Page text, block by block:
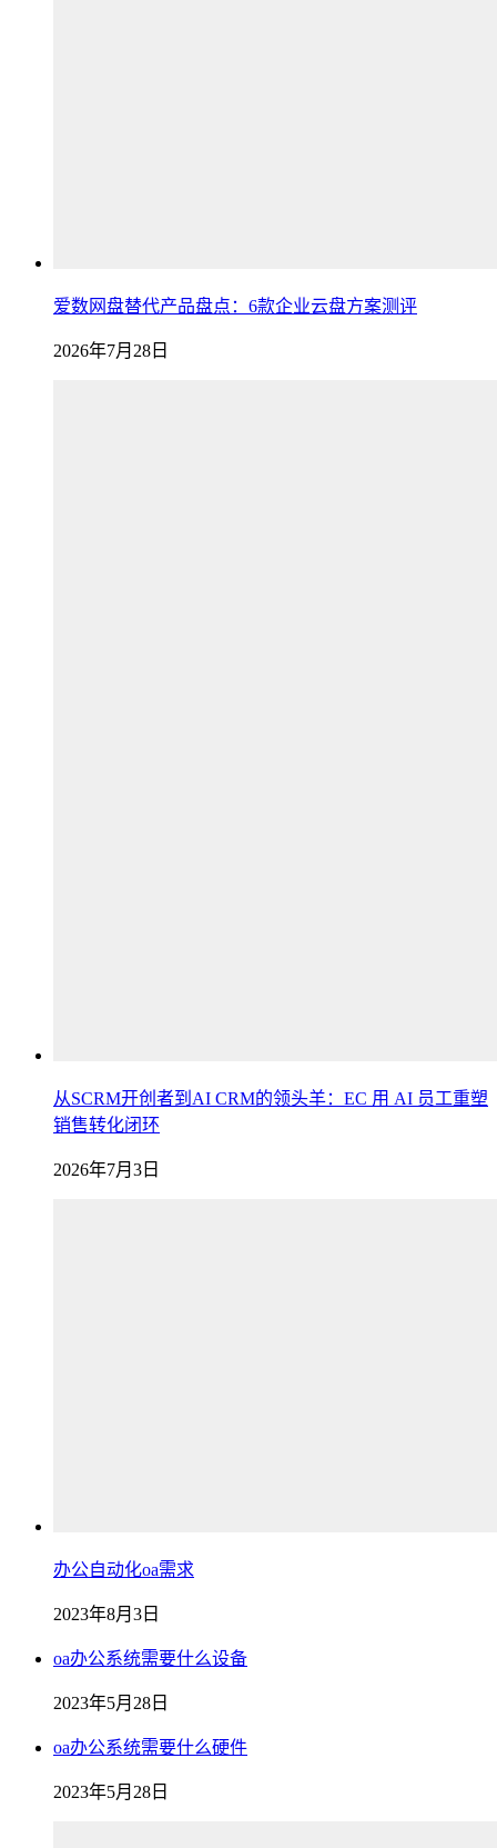
爱数网盘替代产品盘点：6款企业云盘方案测评
2026年7月28日
从SCRM开创者到AI CRM的领头羊：EC 用 AI 员工重塑
销售转化闭环
2026年7月3日
办公自动化oa需求
2023年8月3日
oa办公系统需要什么设备
2023年5月28日
oa办公系统需要什么硬件
2023年5月28日